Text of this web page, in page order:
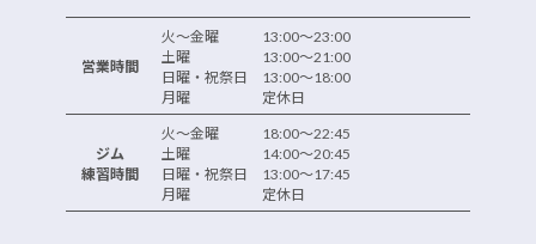
営業時間
火～金曜 13:00～23:00
土曜 13:00～21:00
日曜・祝祭日 13:00～18:00
月曜 定休日
ジム
練習時間
火～金曜 18:00～22:45
土曜 14:00～20:45
日曜・祝祭日 13:00～17:45
月曜 定休日